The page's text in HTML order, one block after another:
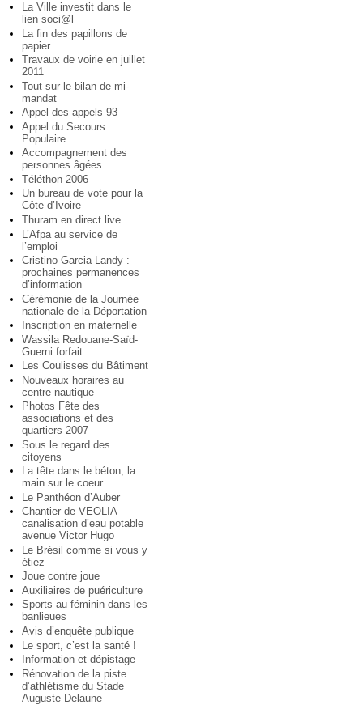
La Ville investit dans le
lien soci@l
La fin des papillons de
papier
Travaux de voirie en juillet
2011
Tout sur le bilan de mi-
mandat
Appel des appels 93
Appel du Secours
Populaire
Accompagnement des
personnes âgées
Téléthon 2006
Un bureau de vote pour la
Côte d’Ivoire
Thuram en direct live
L’Afpa au service de
l’emploi
Cristino Garcia Landy :
prochaines permanences
d’information
Cérémonie de la Journée
nationale de la Déportation
Inscription en maternelle
Wassila Redouane-Saïd-
Guerni forfait
Les Coulisses du Bâtiment
Nouveaux horaires au
centre nautique
Photos Fête des
associations et des
quartiers 2007
Sous le regard des
citoyens
La tête dans le béton, la
main sur le coeur
Le Panthéon d’Auber
Chantier de VEOLIA
canalisation d’eau potable
avenue Victor Hugo
Le Brésil comme si vous y
étiez
Joue contre joue
Auxiliaires de puériculture
Sports au féminin dans les
banlieues
Avis d’enquête publique
Le sport, c’est la santé !
Information et dépistage
Rénovation de la piste
d’athlétisme du Stade
Auguste Delaune